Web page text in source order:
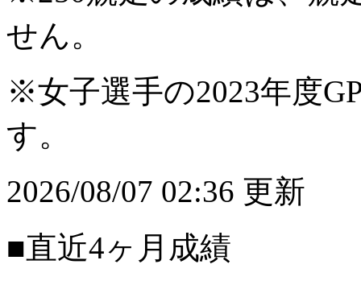
せん。
※女子選手の2023年度
す。
2026/08/07 02:36 更新
■直近4ヶ月成績